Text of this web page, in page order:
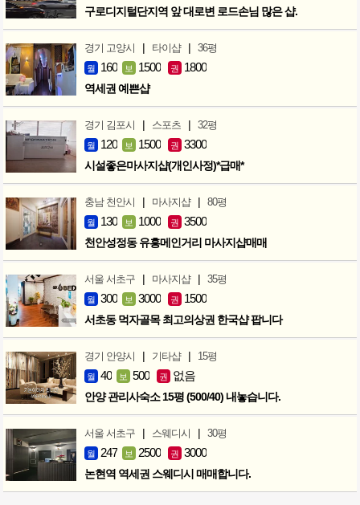
구로디지털단지역 앞 대로변 로드손님 많은 샵.
경기 고양시 | 타이샵 | 36평
월 160 보 1500 권 1800
역세권 예쁜샵
경기 김포시 | 스포츠 | 32평
월 120 보 1500 권 3300
시설좋은마사지샵(개인사정)*급매*
충남 천안시 | 마사지샵 | 80평
월 130 보 1000 권 3500
천안성정동 유흥메인거리 마사지샵매매
서울 서초구 | 마사지샵 | 35평
월 300 보 3000 권 1500
서초동 먹자골목 최고의상권 한국샵 팝니다
경기 안양시 | 기타샵 | 15평
월 40 보 500 권 없음
안양 관리사숙소 15평 (500/40) 내놓습니다.
서울 서초구 | 스웨디시 | 30평
월 247 보 2500 권 3000
논현역 역세권 스웨디시 매매합니다.